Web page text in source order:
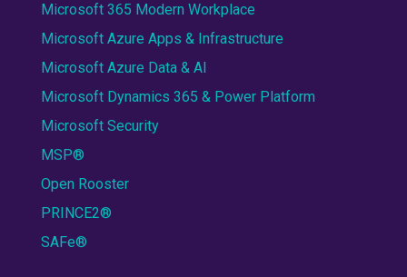
Microsoft 365 Modern Workplace
Microsoft Azure Apps & Infrastructure
Microsoft Azure Data & AI
Microsoft Dynamics 365 & Power Platform
Microsoft Security
MSP®
Open Rooster
PRINCE2®
SAFe®